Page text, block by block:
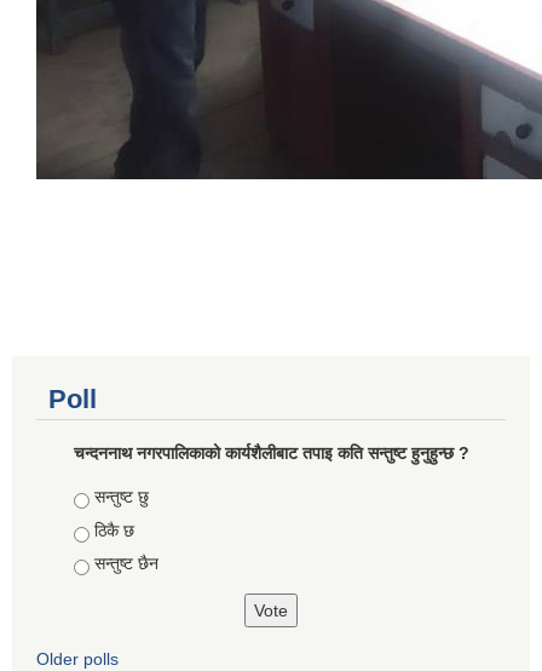
Poll
चन्दननाथ नगरपालिकाको कार्यशैलीबाट तपाइ कति सन्तुष्ट हुनुहुन्छ ?
Choices
सन्तुष्ट छु
ठिकै छ
सन्तुष्ट छैन
Older polls